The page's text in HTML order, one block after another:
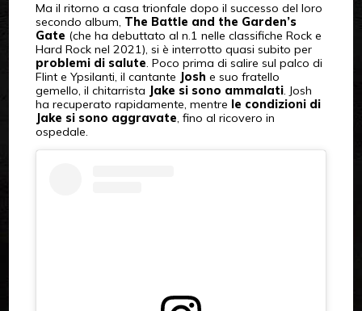
Ma il ritorno a casa trionfale dopo il successo del loro
secondo album, The Battle and the Garden’s
Gate (che ha debuttato al n.1 nelle classifiche Rock e
Hard Rock nel 2021), si è interrotto quasi subito per
problemi di salute. Poco prima di salire sul palco di
Flint e Ypsilanti, il cantante Josh e suo fratello
gemello, il chitarrista Jake si sono ammalati. Josh
ha recuperato rapidamente, mentre le condizioni di
Jake si sono aggravate, fino al ricovero in
ospedale.